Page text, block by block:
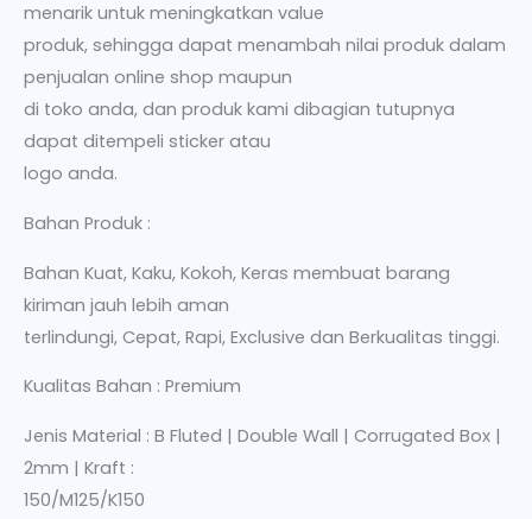
menarik untuk meningkatkan value
produk, sehingga dapat menambah nilai produk dalam
penjualan online shop maupun
di toko anda, dan produk kami dibagian tutupnya
dapat ditempeli sticker atau
logo anda.
Bahan Produk :
Bahan Kuat, Kaku, Kokoh, Keras membuat barang
kiriman jauh lebih aman
terlindungi, Cepat, Rapi, Exclusive dan Berkualitas tinggi.
Kualitas Bahan : Premium
Jenis Material : B Fluted | Double Wall | Corrugated Box |
2mm | Kraft :
150/M125/K150